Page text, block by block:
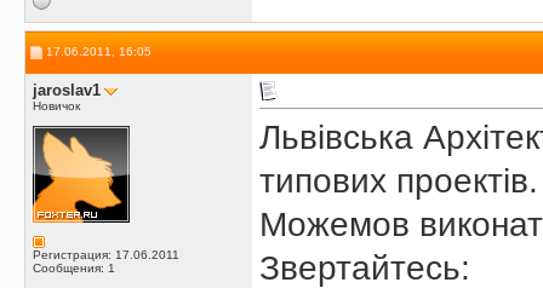
17.06.2011, 16:05
jaroslav1
Новичок
Регистрация: 17.06.2011
Сообщения: 1
Львівська
типових проектів.
Можемов
Звертайтесь: